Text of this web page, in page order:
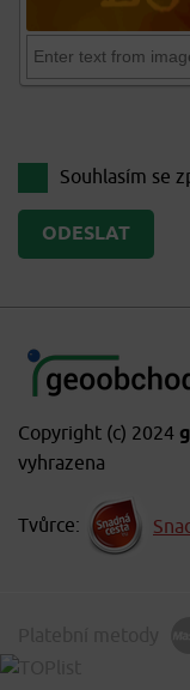
Souhlasím se
Copyright (c) 2024
vyhrazena
Tvůrce: